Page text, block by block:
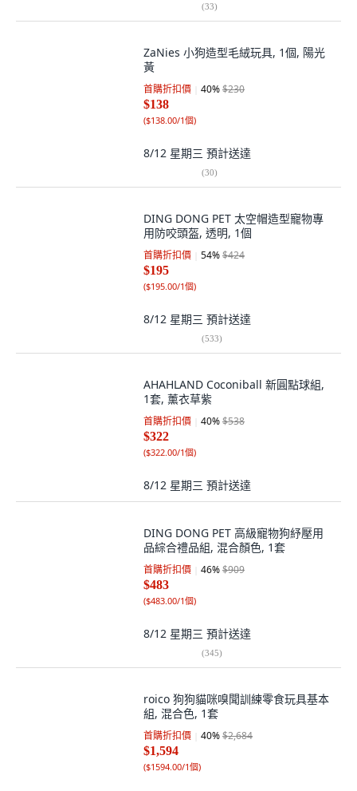
(33)
ZaNies 小狗造型毛絨玩具, 1個, 陽光
黃
首購折扣價 40%$230
$138
($138.00/1個)
8/12 星期三 預計送達
(30)
DING DONG PET 太空帽造型寵物專
用防咬頭盔, 透明, 1個
首購折扣價 54%$424
$195
($195.00/1個)
8/12 星期三 預計送達
(533)
AHAHLAND Coconiball 新圓點球組,
1套, 薰衣草紫
首購折扣價 40%$538
$322
($322.00/1個)
8/12 星期三 預計送達
DING DONG PET 高級寵物狗紓壓用
品綜合禮品組, 混合顏色, 1套
首購折扣價 46%$909
$483
($483.00/1個)
8/12 星期三 預計送達
(345)
roico 狗狗貓咪嗅聞訓練零食玩具基本
組, 混合色, 1套
首購折扣價 40%$2,684
$1,594
($1594.00/1個)